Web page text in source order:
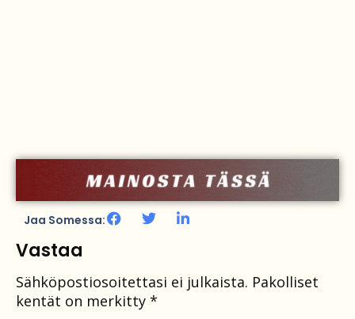
Jaa Somessa:
Vastaa
Sähköpostiosoitettasi ei julkaista. Pakolliset
kentät on merkitty *